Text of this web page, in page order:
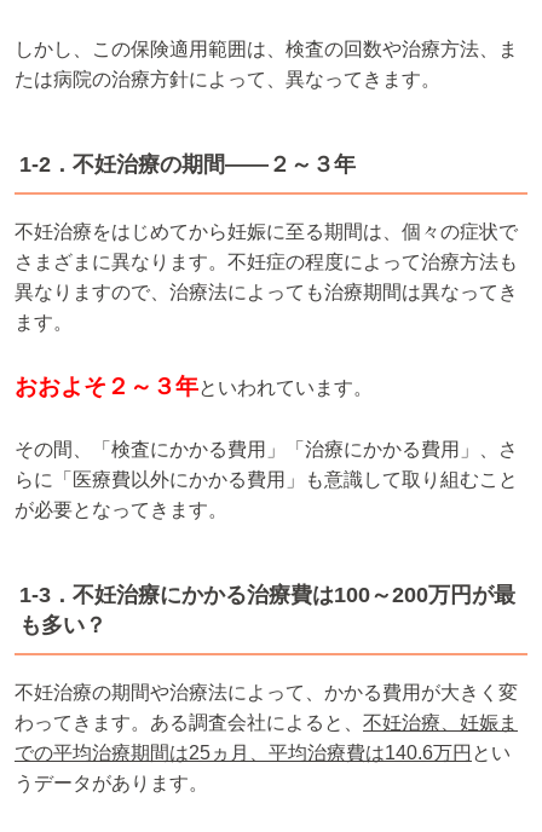
しかし、この保険適用範囲は、検査の回数や治療方法、ま
たは病院の治療方針によって、異なってきます。
1-2．不妊治療の期間――２～３年
不妊治療をはじめてから妊娠に至る期間は、個々の症状で
さまざまに異なります。不妊症の程度によって治療方法も
異なりますので、治療法によっても治療期間は異なってき
ます。
おおよそ２～３年といわれています。
その間、「検査にかかる費用」「治療にかかる費用」、さ
らに「医療費以外にかかる費用」も意識して取り組むこと
が必要となってきます。
1-3．不妊治療にかかる治療費は100～200万円が最
も多い？
不妊治療の期間や治療法によって、かかる費用が大きく変
わってきます。ある調査会社によると、 不妊治療、妊娠ま
での平均治療期間は25ヵ月、平均治療費は140.6万円 とい
うデータがあります。